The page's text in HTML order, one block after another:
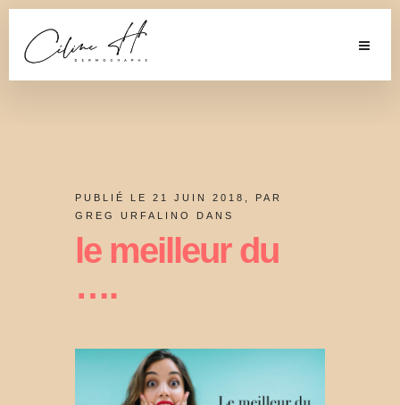
PUBLIÉ LE 21 JUIN 2018, PAR
GREG URFALINO DANS
le meilleur du
….